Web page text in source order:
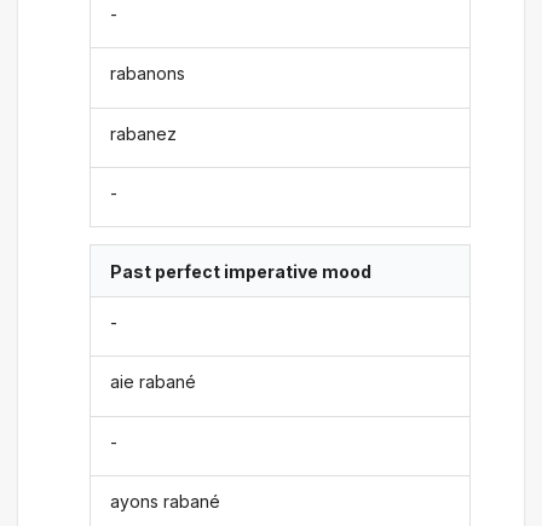
-
rabanons
rabanez
-
Past perfect imperative mood
-
aie rabané
-
ayons rabané